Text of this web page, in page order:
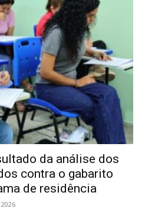
da análise dos
contra o gabarito
de residência